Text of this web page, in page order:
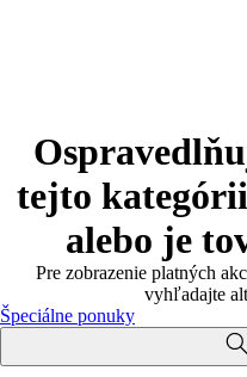
tejto
alebo je
Pre zobrazenie platných
vyhľadajte
Špeciálne ponuky